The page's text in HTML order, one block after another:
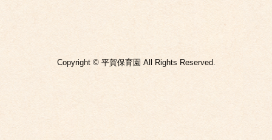
Copyright © 平賀保育園 All Rights Reserved.